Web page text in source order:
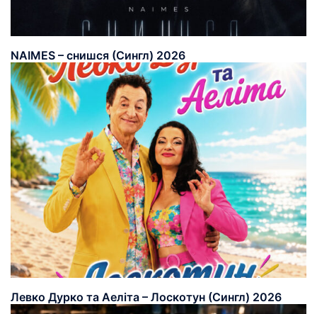
NAIMES – снишся (Сингл) 2026
Левко Дурко та Аеліта – Лоскотун (Сингл) 2026